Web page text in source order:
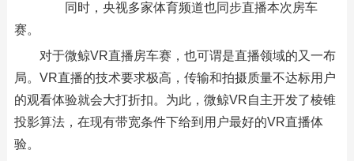
同时，央视多家体育频道也同步直播本次房车
赛。
对于微鲸VR直播房车赛，也可谓是直播领域的又一布
局。VR直播的技术要求极高，传输和拍摄质量不达标用户
的观看体验就会大打折扣。为此，微鲸VR自主开发了棱锥
投影算法，在现有带宽条件下给到用户最好的VR直播体
验。